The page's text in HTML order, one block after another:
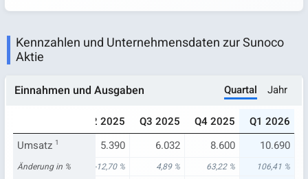
Kennzahlen und Unternehmensdaten zur Sunoco
Aktie
Einnahmen und Ausgaben Quartal Jahr
Q2 2025 Q3 2025 Q4 2025
Q1 2026
Umsatz 1
5.179 5.390 6.032 8.600 10.690
Änderung in %
-5,82 % -12,70 % 4,89 % 63,22 % 106,41 %